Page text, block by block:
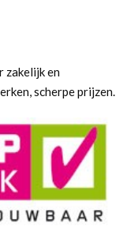
zakelijk en
scherpe prijzen.